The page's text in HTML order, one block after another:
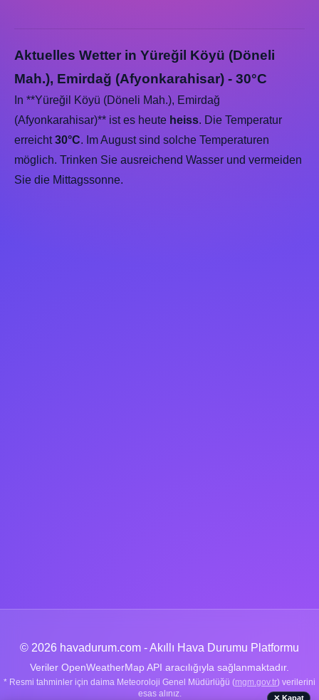
Aktuelles Wetter in Yüreğil Köyü (Döneli
Mah.), Emirdağ (Afyonkarahisar) - 30°C
In **Yüreğil Köyü (Döneli Mah.), Emirdağ
(Afyonkarahisar)** ist es heute heiss. Die Temperatur
erreicht30°C. Im August sind solche Temperaturen
möglich. Trinken Sie ausreichend Wasser und vermeiden
Sie die Mittagssonne.
© 2026 havadurum.com - Akıllı Hava Durumu Platformu
Veriler OpenWeatherMap API aracılığıyla sağlanmaktadır.
* Resmi tahminler için daima Meteoroloji Genel Müdürlüğü (mgm.gov.tr) verilerini
esas alınız.
✕ Kapat